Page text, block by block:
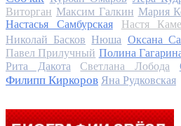
Виторган Максим Галкин Мария
Настасья Самбурская
Настя
Николай Басков Нюша Оксана
Павел Прилучный Полина
Рита Дакота
Светлана Лобода
Филипп Киркоров Яна Рудковская